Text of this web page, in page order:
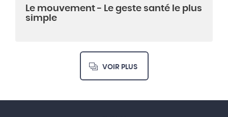
Le mouvement - Le geste santé le plus
simple
VOIR PLUS